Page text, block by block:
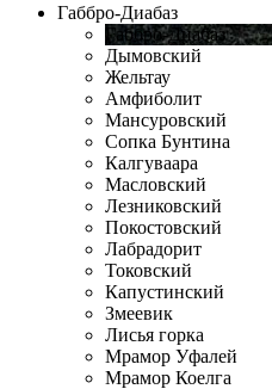
Габбро-Диабаз
Габбро-Диабаз
Дымовский
Жельтау
Амфиболит
Мансуровский
Сопка Бунтина
Калгуваара
Масловский
Лезниковский
Покостовский
Лабрадорит
Токовский
Капустинский
Змеевик
Лисья горка
Мрамор Уфалей
Мрамор Коелга